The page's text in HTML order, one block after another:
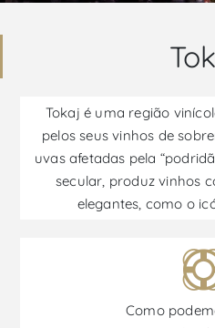
Tokaj é uma região
pelos seus vinhos de
uvas afetadas pela
secular, produz vinhos
elegantes, como o
Como